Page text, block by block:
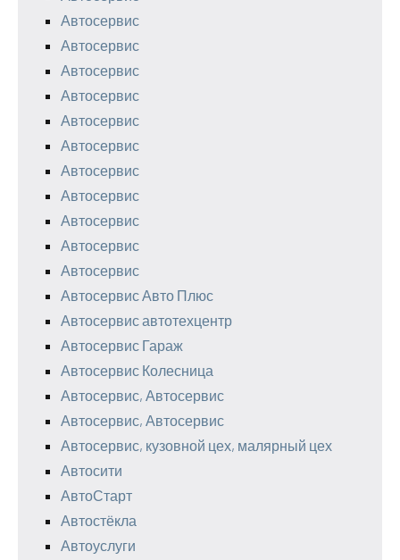
Автосервис
Автосервис
Автосервис
Автосервис
Автосервис
Автосервис
Автосервис
Автосервис
Автосервис
Автосервис
Автосервис
Автосервис Авто Плюс
Автосервис автотехцентр
Автосервис Гараж
Автосервис Колесница
Автосервис, Автосервис
Автосервис, Автосервис
Автосервис, кузовной цех, малярный цех
Автосити
АвтоСтарт
Автостёкла
Автоуслуги